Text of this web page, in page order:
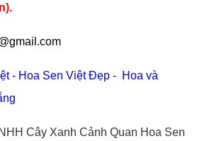
- Hoa Sen Việt Đẹp - Hoa và
Cây Xanh Cảnh Quan Hoa Sen